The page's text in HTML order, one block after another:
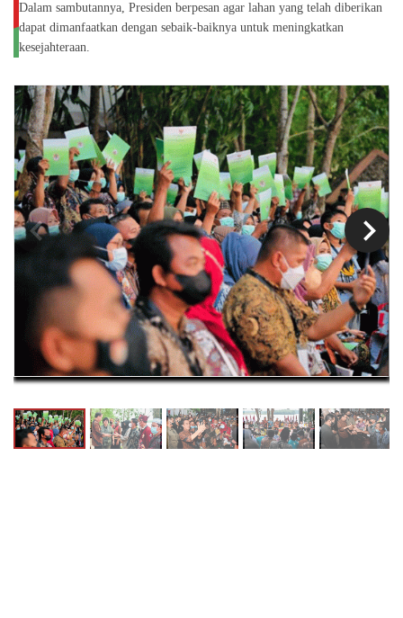
Dalam sambutannya, Presiden berpesan agar lahan yang telah diberikan
dapat dimanfaatkan dengan sebaik-baiknya untuk meningkatkan
kesejahteraan.
chevron_right
chevron_left